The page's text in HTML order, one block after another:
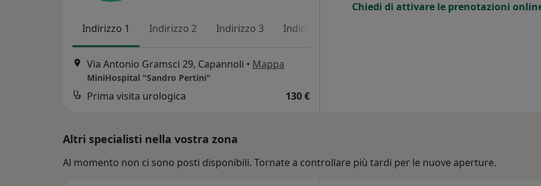
Indirizzo 1 Indirizzo 2 Indirizzo 3 Indirizzo 4
Via Antonio Gramsci 29, Capannoli • Mappa
MiniHospital "Sandro Pertini"
Prima visita urologica 130 €
Chiedi di attivare le prenotazioni
Altri specialisti nella vostra zona
Al momento non ci sono posti disponibili. Tornate a controllare più tardi per le nuove aperture.